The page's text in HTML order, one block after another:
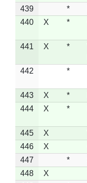
439
*
440
X *
441 X *
442
*
443
X *
444
X *
445 X
446
X
447
*
448
X